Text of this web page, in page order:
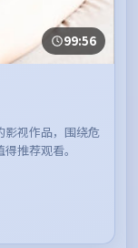
99:56
视作品，围绕危
推荐观看。